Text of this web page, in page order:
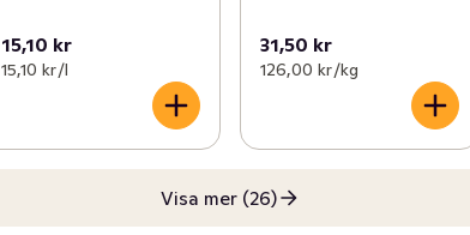
15,10 kr
15,10 kr /l
31,50 kr
126,00 kr /kg
Visa mer (26)